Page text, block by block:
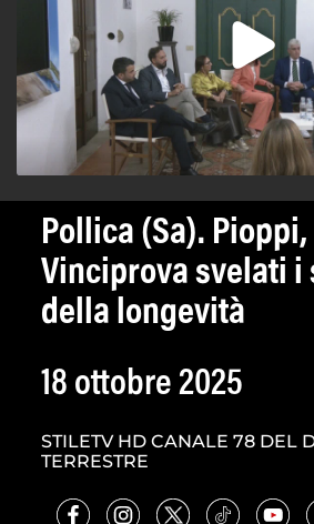
Pollica (Sa). Pioppi,
Vinciprova svelati i
della longevità
18 ottobre 2025
STILETV HD CANALE 78 DEL
TERRESTRE